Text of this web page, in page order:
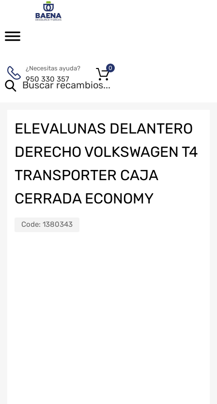
¿Necesitas ayuda?
950 330 357
0
ELEVALUNAS DELANTERO
DERECHO VOLKSWAGEN T4
TRANSPORTER CAJA
CERRADA ECONOMY
Code: 1380343